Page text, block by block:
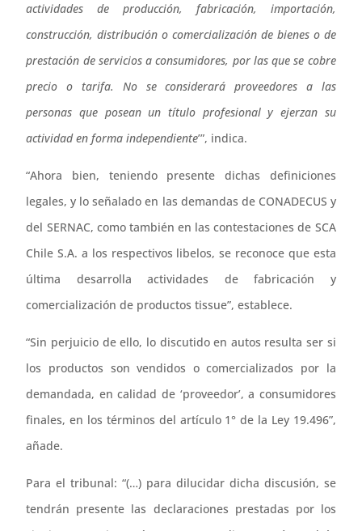
actividades de producción, fabricación, importación,
construcción, distribución o comercialización de bienes o de
prestación de servicios a consumidores, por las que se cobre
precio o tarifa. No se considerará proveedores a las
personas que posean un título profesional y ejerzan su
actividad en forma independiente’”, indica.
“Ahora bien, teniendo presente dichas definiciones
legales, y lo señalado en las demandas de CONADECUS y
del SERNAC, como también en las contestaciones de SCA
Chile S.A. a los respectivos libelos, se reconoce que esta
última desarrolla actividades de fabricación y
comercialización de productos tissue”, establece.
“Sin perjuicio de ello, lo discutido en autos resulta ser si
los productos son vendidos o comercializados por la
demandada, en calidad de ‘proveedor’, a consumidores
finales, en los términos del artículo 1° de la Ley 19.496”,
añade.
Para el tribunal: “(…) para dilucidar dicha discusión, se
tendrán presente las declaraciones prestadas por los